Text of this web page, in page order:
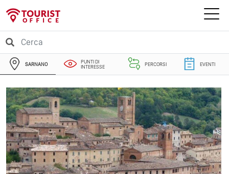
SARNANO
PUNTI DI
INTERESSE
PERCORSI EVENTI